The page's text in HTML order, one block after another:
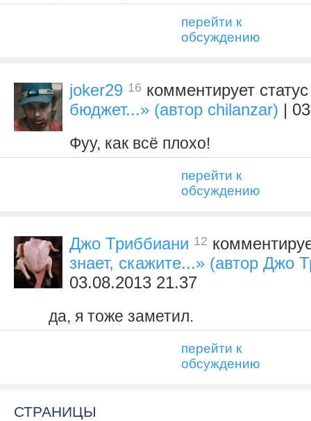
перейти к
обсуждению
joker29 16 комментирует
бюджет...» (автор chilanzar) |
Фуу, как всё плохо!
перейти к
обсуждению
Джо Триббиани 12
знает, скажите...» (автор Джо
03.08.2013 21.37
да, я тоже заметил.
перейти к
обсуждению
СТРАНИЦЫ